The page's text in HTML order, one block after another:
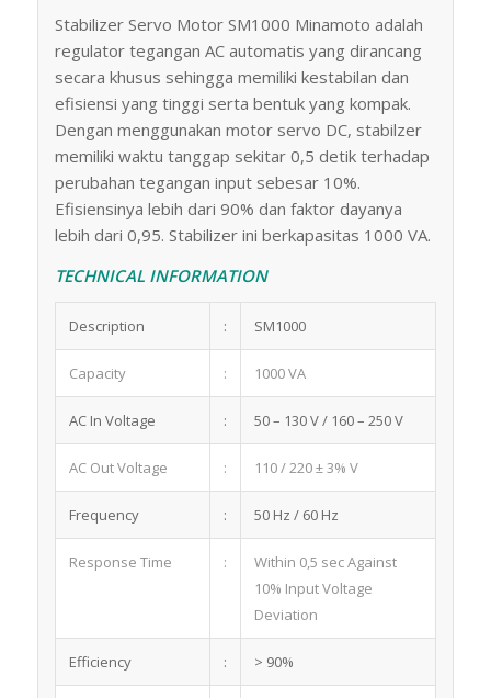
Stabilizer Servo Motor SM1000 Minamoto adalah
regulator tegangan AC automatis yang dirancang
secara khusus sehingga memiliki kestabilan dan
efisiensi yang tinggi serta bentuk yang kompak.
Dengan menggunakan motor servo DC, stabilzer
memiliki waktu tanggap sekitar 0,5 detik terhadap
perubahan tegangan input sebesar 10%.
Efisiensinya lebih dari 90% dan faktor dayanya
lebih dari 0,95. Stabilizer ini berkapasitas 1000 VA.
TECHNICAL INFORMATION
Description : SM1000
Capacity : 1000 VA
AC In Voltage : 50 – 130 V / 160 – 250 V
AC Out Voltage : 110 / 220 ± 3% V
Frequency : 50 Hz / 60 Hz
Response Time :
Within 0,5 sec Against
10% Input Voltage
Deviation
Efficiency : > 90%